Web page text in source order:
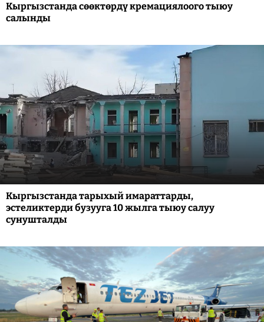
Кыргызстанда сөөктөрдү кремациялоого тыюу
салынды
Кыргызстанда тарыхый имараттарды,
эстеликтерди бузууга 10 жылга тыюу салуу
сунушталды